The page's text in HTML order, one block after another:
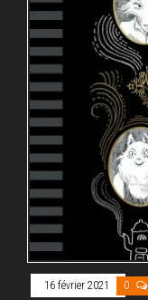
16 février 2021 0